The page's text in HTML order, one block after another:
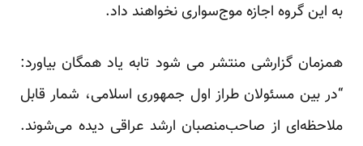
به این گروه اجازه موج‌سواری نخواهند داد.
همزمان گزارشی منتشر می شود تابه یاد همگان بیاورد:
“در بین مسئولان طراز اول جمهوری اسلامی، شمار قابل
ملاحظه‌ای از صاحب‌منصبان ارشد عراقی دیده می‌شوند.